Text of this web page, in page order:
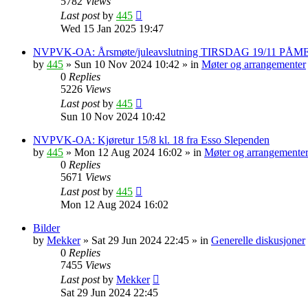
Last postby 445
Wed 15 Jan 2025 19:47
NVPVK-OA: Årsmøte/juleavslutning TIRSDAG 19/11
by 445 » Sun 10 Nov 2024 10:42 » in Møter og arrangementer
0 Replies
5226 Views
Last postby 445
Sun 10 Nov 2024 10:42
NVPVK-OA: Kjøretur 15/8 kl. 18 fra Esso Slependen
by 445 » Mon 12 Aug 2024 16:02 » in Møter og arrangementer
0 Replies
5671 Views
Last postby 445
Mon 12 Aug 2024 16:02
Bilder
by Mekker» Sat 29 Jun 2024 22:45 » in Generelle diskusjoner
0 Replies
7455 Views
Last postby Mekker
Sat 29 Jun 2024 22:45